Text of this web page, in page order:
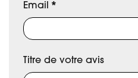
Email *
Titre de votre avis